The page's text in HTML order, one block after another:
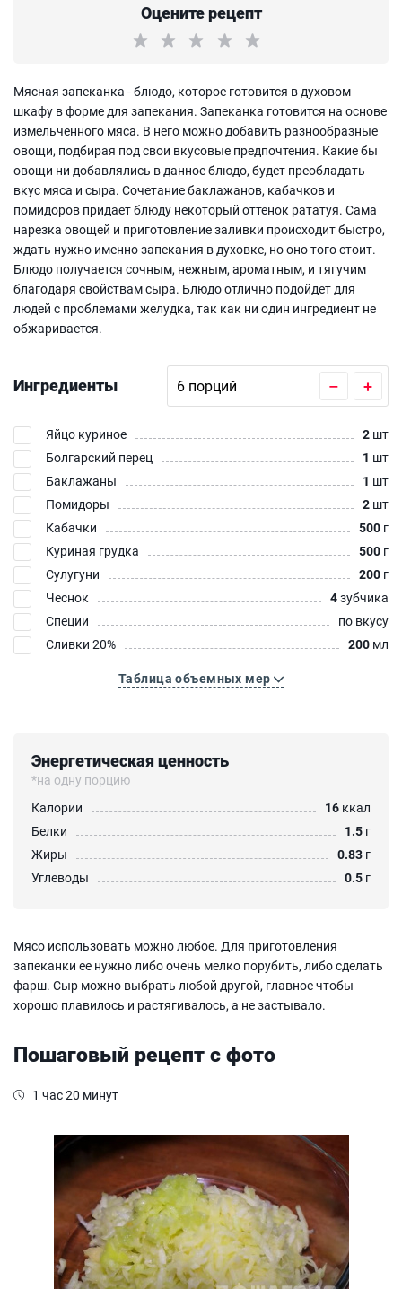
Оцените рецепт
Мясная запеканка - блюдо, которое готовится в духовом
шкафу в форме для запекания. Запеканка готовится на основе
измельченного мяса. В него можно добавить разнообразные
овощи, подбирая под свои вкусовые предпочтения. Какие бы
овощи ни добавлялись в данное блюдо, будет преобладать
вкус мяса и сыра. Сочетание баклажанов, кабачков и
помидоров придает блюду некоторый оттенок рататуя. Сама
нарезка овощей и приготовление заливки происходит быстро,
ждать нужно именно запекания в духовке, но оно того стоит.
Блюдо получается сочным, нежным, ароматным, и тягучим
благодаря свойствам сыра. Блюдо отлично подойдет для
людей с проблемами желудка, так как ни один ингредиент не
обжаривается.
Ингредиенты – +
Яйцо куриное 2 шт
Болгарский перец
1 шт
Баклажаны
1 шт
Помидоры
2 шт
Кабачки
500 г
Куриная грудка
500 г
Сулугуни
200 г
Чеснок
4зубчика
Специи
по вкусу
Сливки 20%
200 мл
Таблица объемных мер
Энергетическая ценность
*на одну порцию
Калории
16 ккал
Белки
1.5 г
Жиры
0.83 г
Углеводы
0.5 г
Мясо использовать можно любое. Для приготовления
запеканки ее нужно либо очень мелко порубить, либо сделать
фарш. Сыр можно выбрать любой другой, главное чтобы
хорошо плавилось и растягивалось, а не застывало.
Пошаговый рецепт с фото
1 час 20 минут